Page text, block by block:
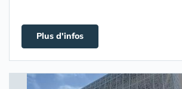
Plus d'infos